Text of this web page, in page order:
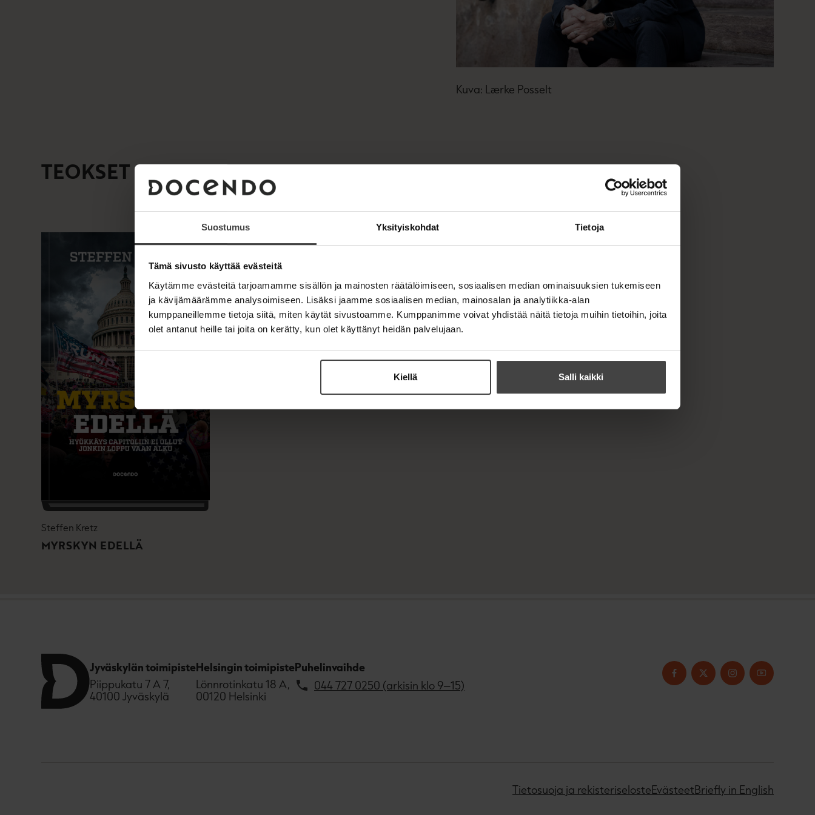
Suostumus Yksityiskohdat Tietoja
Tämä sivusto käyttää evästeitä
Käytämme evästeitä tarjoamamme sisällön ja mainosten räätälöimiseen, sosiaalisen median ominaisuuksien tukemiseen
ja kävijämäärämme analysoimiseen. Lisäksi jaamme sosiaalisen median, mainosalan ja analytiikka-alan
kumppaneillemme tietoja siitä, miten käytät sivustoamme. Kumppanimme voivat yhdistää näitä tietoja muihin tietoihin, joita
olet antanut heille tai joita on kerätty, kun olet käyttänyt heidän palvelujaan.
Kiellä Salli kaikki
Kuva: Lærke Posselt
TEOKSET
Steffen Kretz
MYRSKYN EDELLÄ
Jyväskylän toimipiste
Piippukatu 7 A 7,
40100 Jyväskylä
Helsingin toimipiste
Lönnrotinkatu 18 A,
00120 Helsinki
Puhelinvaihde
044 727 0250 (arkisin klo 9–15)
Tietosuoja ja rekisteriselosteEvästeetBriefly in English